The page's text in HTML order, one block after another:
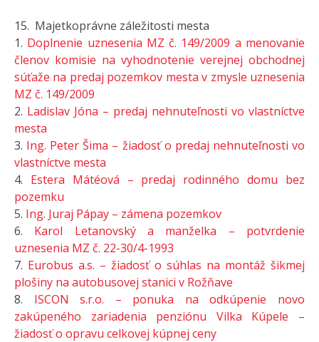
15. Majetkoprávne záležitosti mesta
1. Doplnenie uznesenia MZ č. 149/2009 a menovanie
členov komisie na vyhodnotenie verejnej obchodnej
súťaže na predaj pozemkov mesta v zmysle uznesenia
MZ č. 149/2009
2. Ladislav Jóna – predaj nehnuteľnosti vo vlastníctve
mesta
3. Ing. Peter Šima – žiadosť o predaj nehnuteľnosti vo
vlastníctve mesta
4. Estera Mátéová – predaj rodinného domu bez
pozemku
5. Ing. Juraj Pápay – zámena pozemkov
6. Karol Letanovský a manželka – potvrdenie
uznesenia MZ č. 22-30/4-1993
7. Eurobus a.s. – žiadosť o súhlas na montáž šikmej
plošiny na autobusovej stanici v Rožňave
8. ISCON s.r.o. – ponuka na odkúpenie novo
zakúpeného zariadenia penziónu Vilka Kúpele –
žiadosť o opravu celkovej kúpnej ceny